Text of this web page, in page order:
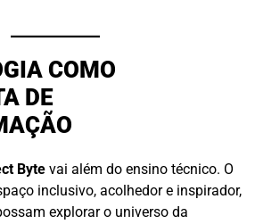
COMO
DE
Byte vai além do ensino técnico. O
inclusivo, acolhedor e inspirador,
explorar o universo da